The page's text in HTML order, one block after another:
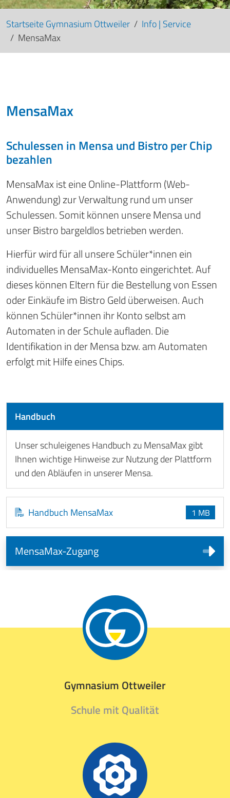
Startseite Gymnasium Ottweiler
Info | Service
MensaMax
MensaMax
Schulessen in Mensa und Bistro per Chip
bezahlen
MensaMax ist eine Online-Plattform (Web-
Anwendung) zur Verwaltung rund um unser
Schulessen. Somit können unsere Mensa und
unser Bistro bargeldlos betrieben werden.
Hierfür wird für all unsere Schüler*innen ein
individuelles MensaMax-Konto eingerichtet. Auf
dieses können Eltern für die Bestellung von Essen
oder Einkäufe im Bistro Geld überweisen. Auch
können Schüler*innen ihr Konto selbst am
Automaten in der Schule aufladen. Die
Identifikation in der Mensa bzw. am Automaten
erfolgt mit Hilfe eines Chips.
Handbuch
Unser schuleigenes Handbuch zu MensaMax gibt
Ihnen wichtige Hinweise zur Nutzung der Plattform
und den Abläufen in unserer Mensa.
Handbuch MensaMax 1 MB
MensaMax-Zugang
Gymnasium Ottweiler
Schule mit Qualität